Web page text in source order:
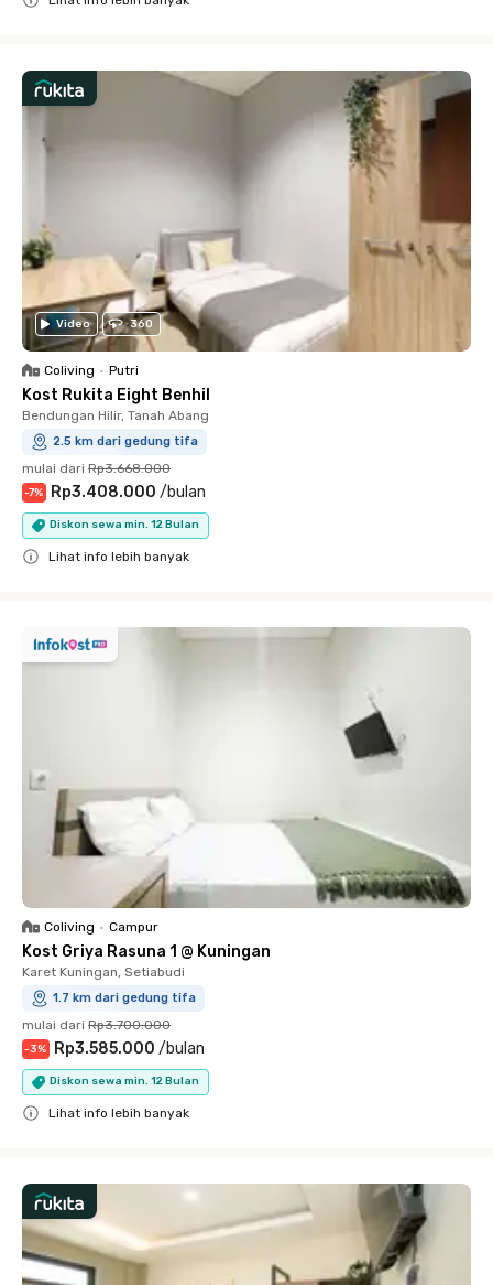
Video 360
Coliving • Putri
Kost Rukita Eight Benhil
Bendungan Hilir, Tanah Abang
2.5 km dari gedung tifa
mulai dari Rp3.668.000
-7% Rp3.408.000 /bulan
Diskon sewa min. 12 Bulan
Lihat info lebih banyak
Coliving • Campur
Kost Griya Rasuna 1 @ Kuningan
Karet Kuningan, Setiabudi
1.7 km dari gedung tifa
mulai dari Rp3.700.000
-3% Rp3.585.000 /bulan
Diskon sewa min. 12 Bulan
Lihat info lebih banyak